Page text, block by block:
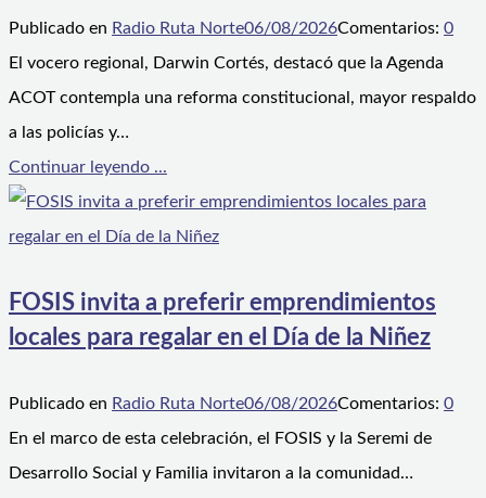
Publicado en Radio Ruta Norte06/08/2026Comentarios: 0
El vocero regional, Darwin Cortés, destacó que la Agenda
ACOT contempla una reforma constitucional, mayor respaldo
a las policías y…
Continuar leyendo ...
FOSIS invita a preferir emprendimientos
locales para regalar en el Día de la Niñez
Publicado en Radio Ruta Norte06/08/2026Comentarios: 0
En el marco de esta celebración, el FOSIS y la Seremi de
Desarrollo Social y Familia invitaron a la comunidad…